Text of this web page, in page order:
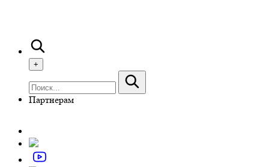
+
Партнерам